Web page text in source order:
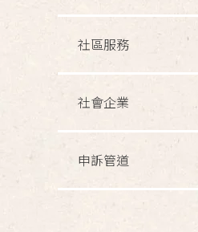
社區服務
社會企業
申訴管道